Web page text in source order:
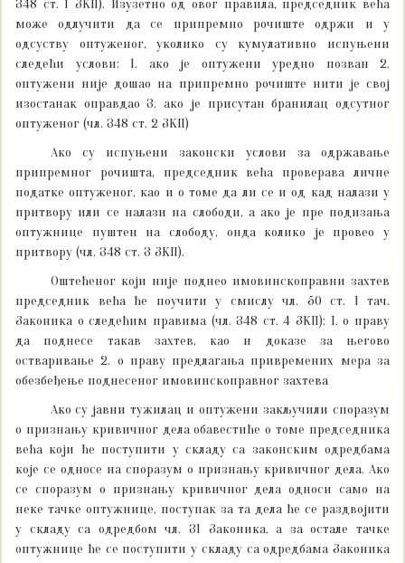
348 ст. 1 ЗКП). Изузетно од овог правила, председник већа
може одлучити да се припремно рочиште одржи и у
одсуству оптуженог, уколико су кумулативно испуњени
следећи услови: 1. ако је оптужени уредно позван 2.
оптужени није дошао на припремно рочиште нити је свој
изостанак оправдао 3. ако је присутан бранилац одсутног
оптуженог (чл. 348 ст. 2 ЗКП)
Ако су испуњени законски услови за одржавање
припремног рочишта, председник већа проверава личне
податке оптуженог, као и о томе да ли се и од кад налази у
притвору или се налази на слободи, а ако је пре подизања
оптужнице пуштен на слободу, онда колико је провео у
притвору (чл. 348 ст. 3 ЗКП).
Оштећеног који није поднео имовинскоправни захтев
председник већа ће поучити у смислу чл. 50 ст. 1 тач.
Законика о следећим правима (чл. 348 ст. 4 ЗКП): 1. о праву
да поднесе такав захтев, као и доказе за његово
остваривање 2. о праву предлагања привремених мера за
обезбеђење поднесеног имовинскоправног захтева
Ако су јавни тужилац и оптужени закључили споразум
о признању кривичног дела обавестиће о томе председника
већа који ће поступити у складу са законским одредбама
које се односе на споразум о признању кривичног дела. Ако
се споразум о признању кривичног дела односи само на
неке тачке оптужнице, поступак за та дела ће се раздвојити
у складу са одредбом чл. 31 Законика, а за остале тачке
оптужнице ће се поступити у складу са одредбама Законика